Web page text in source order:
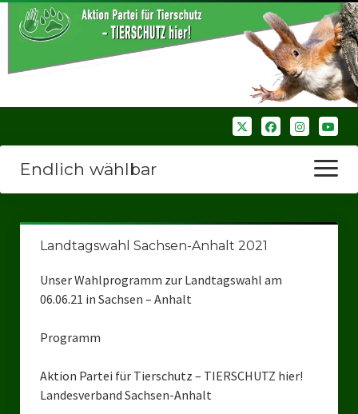
Endlich wählbar
Menü
öffnen
Wir über uns
Unsere Verbände
Landtagswahl Sachsen-Anhalt 2021
Unser Wahlprogramm zur Landtagswahl am
06.06.21 in Sachsen – Anhalt
Programm
Aktion Partei für Tierschutz – TIERSCHUTZ hier!
Landesverband Sachsen-Anhalt